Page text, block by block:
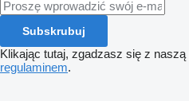
Subskrubuj
Klikając tutaj, zgadzasz się z naszą
regulaminem.